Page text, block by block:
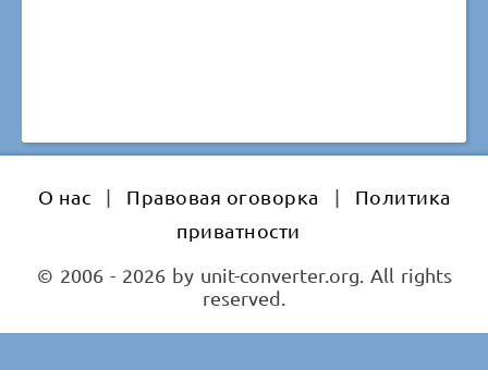
О нас | Правовая оговорка |
Политика
приватности
© 2006 - 2026 by unit-converter.org. All rights
reserved.